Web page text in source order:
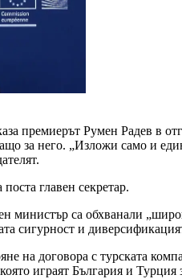
премиерът Румен Радев в
за него. „Изложи само и
главен секретар.
министър са обхванали
сигурност и
на договора с турската
играят България и